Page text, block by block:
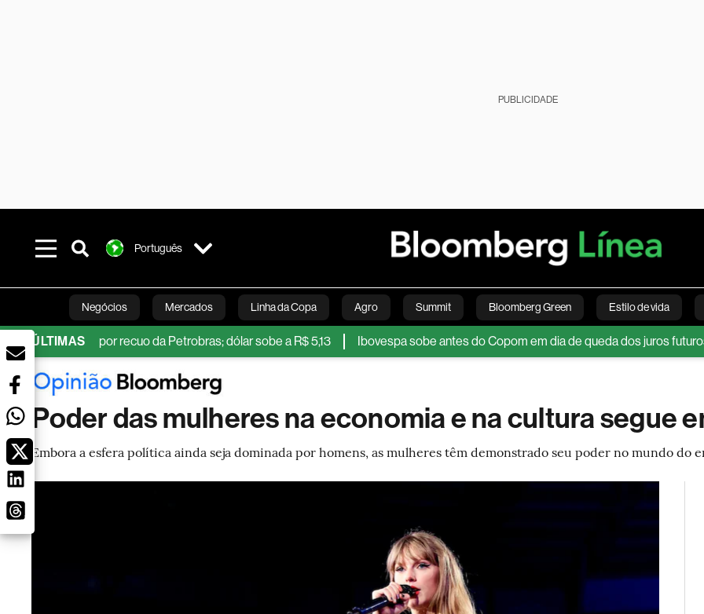
PUBLICIDADE
Português
Negócios Mercados Linha da Copa Agro Summit Bloomberg Green Estilo de vida
Línea Studios Podcasts Inovação Finanças pessoais Viagens Internacional Brasil
ÚLTIMAS
por recuo da Petrobras; dólar sobe a R$ 5,13 Ibovespa sobe antes do Copom em dia de queda dos juros futuros e
Poder das mulheres na economia e na cultura segue
Embora a esfera política ainda seja dominada por homens, as mulheres têm demonstrado seu poder no mundo do